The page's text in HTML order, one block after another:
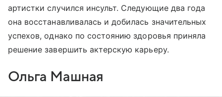
артистки случился инсульт. Следующие два года
она восстанавливалась и добилась значительных
успехов, однако по состоянию здоровья приняла
решение завершить актерскую карьеру.
Ольга Машная